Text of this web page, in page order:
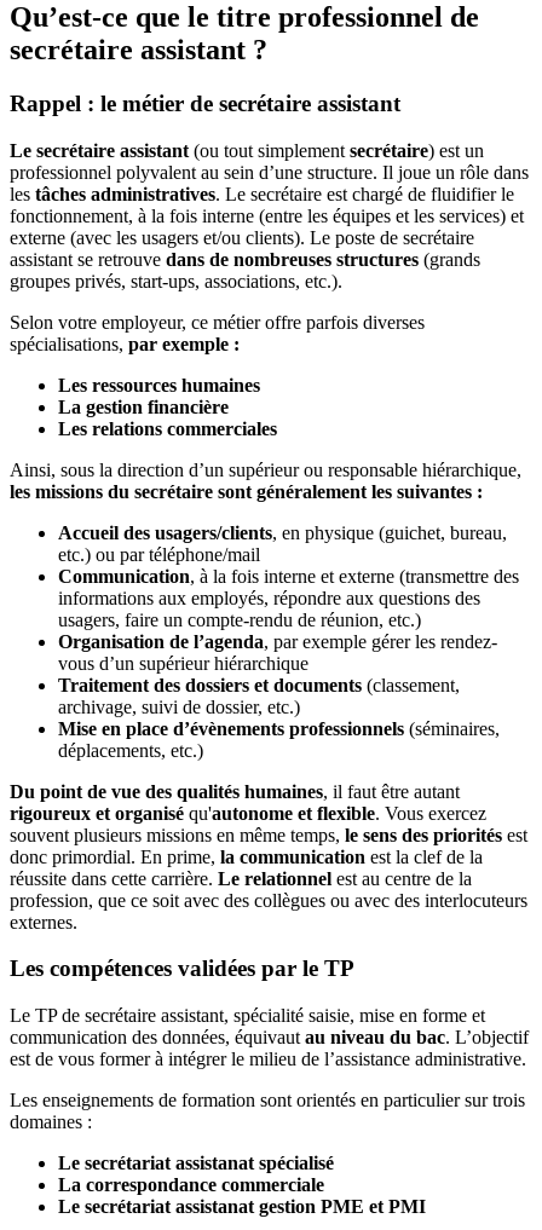
Qu’est-ce que le titre professionnel de
secrétaire assistant ?
Rappel : le métier de secrétaire assistant
Le secrétaire assistant (ou tout simplement secrétaire) est un
professionnel polyvalent au sein d’une structure. Il joue un rôle dans
les tâches administratives. Le secrétaire est chargé de fluidifier le
fonctionnement, à la fois interne (entre les équipes et les services) et
externe (avec les usagers et/ou clients). Le poste de secrétaire
assistant se retrouve dans de nombreuses structures (grands
groupes privés, start-ups, associations, etc.).
Selon votre employeur, ce métier offre parfois diverses
spécialisations, par exemple :
Les ressources humaines
La gestion financière
Les relations commerciales
Ainsi, sous la direction d’un supérieur ou responsable hiérarchique,
les missions du secrétaire sont généralement les suivantes :
Accueil des usagers/clients, en physique (guichet, bureau,
etc.) ou par téléphone/mail
Communication, à la fois interne et externe (transmettre des
informations aux employés, répondre aux questions des
usagers, faire un compte-rendu de réunion, etc.)
Organisation de l’agenda, par exemple gérer les rendez-
vous d’un supérieur hiérarchique
Traitement des dossiers et documents (classement,
archivage, suivi de dossier, etc.)
Mise en place d’évènements professionnels (séminaires,
déplacements, etc.)
Du point de vue des qualités humaines, il faut être autant
rigoureux et organisé qu'autonome et flexible. Vous exercez
souvent plusieurs missions en même temps, le sens des priorités est
donc primordial. En prime, la communication est la clef de la
réussite dans cette carrière. Le relationnel est au centre de la
profession, que ce soit avec des collègues ou avec des interlocuteurs
externes.
Les compétences validées par le TP
Le TP de secrétaire assistant, spécialité saisie, mise en forme et
communication des données, équivaut au niveau du bac. L’objectif
est de vous former à intégrer le milieu de l’assistance administrative.
Les enseignements de formation sont orientés en particulier sur trois
domaines :
Le secrétariat assistanat spécialisé
La correspondance commerciale
Le secrétariat assistanat gestion PME et PMI